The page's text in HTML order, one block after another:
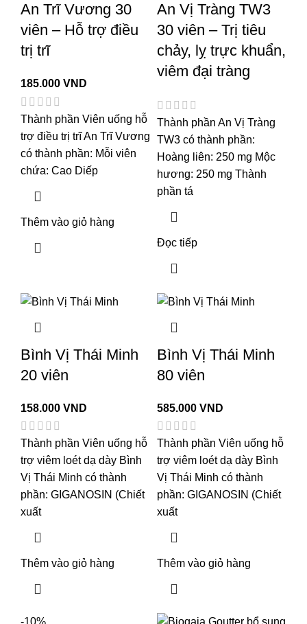
An Trĩ Vương 30
viên – Hỗ trợ điều
trị trĩ
185.000 VND
Thành phần Viên uống hỗ
trợ điều trị trĩ An Trĩ Vương
có thành phần: Mỗi viên
chứa: Cao Diếp
Thêm vào giỏ hàng
An Vị Tràng TW3
30 viên – Trị tiêu
chảy, lỵ trực khuẩn,
viêm đại tràng
Thành phần An Vị Tràng
TW3 có thành phần:
Hoàng liên: 250 mg Mộc
hương: 250 mg Thành
phần tá
Đọc tiếp
Bình Vị Thái Minh
20 viên
158.000 VND
Thành phần Viên uống hỗ
trợ viêm loét dạ dày Bình
Vị Thái Minh có thành
phần: GIGANOSIN (Chiết
xuất
Thêm vào giỏ hàng
Bình Vị Thái Minh
80 viên
585.000 VND
Thành phần Viên uống hỗ
trợ viêm loét dạ dày Bình
Vị Thái Minh có thành
phần: GIGANOSIN (Chiết
xuất
Thêm vào giỏ hàng
-10%